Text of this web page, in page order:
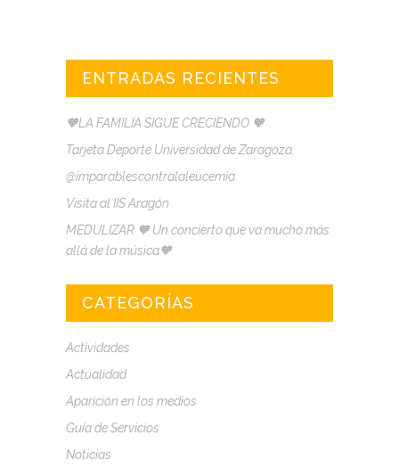
ENTRADAS RECIENTES
🧡LA FAMILIA SIGUE CRECIENDO 🧡
Tarjeta Deporte Universidad de Zaragoza.
@imparablescontralaleucemia
Visita al IIS Aragón
MEDULIZAR 🧡 Un concierto que va mucho más
allá de la música🧡
CATEGORÍAS
Actividades
Actualidad
Aparición en los medios
Guía de Servicios
Noticias